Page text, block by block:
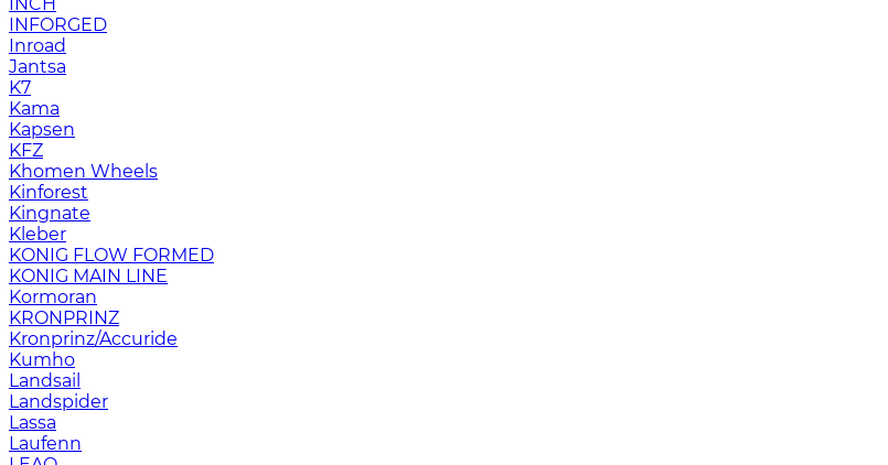
INFORGED
Inroad
Jantsa
K7
Kama
Kapsen
KFZ
Khomen Wheels
Kinforest
Kingnate
Kleber
KONIG FLOW FORMED
KONIG MAIN LINE
Kormoran
KRONPRINZ
Kronprinz/Accuride
Kumho
Landsail
Landspider
Lassa
Laufenn